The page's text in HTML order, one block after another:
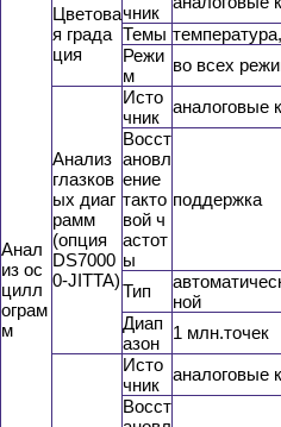
Анал
из ос
цилл
ограм
м
Цветова
я града
ция
чник
Темы
Режи
м
во всех
Анализ
глазков
ых диаг
рамм
(опция
DS7000
0-JITTA)
Исто
чник
аналоговые
Восст
ановл
ение
такто
вой ч
астот
ы
поддержка
Тип
ной
Диап
азон
1 млн.точек
Исто
чник
аналоговые
Восст